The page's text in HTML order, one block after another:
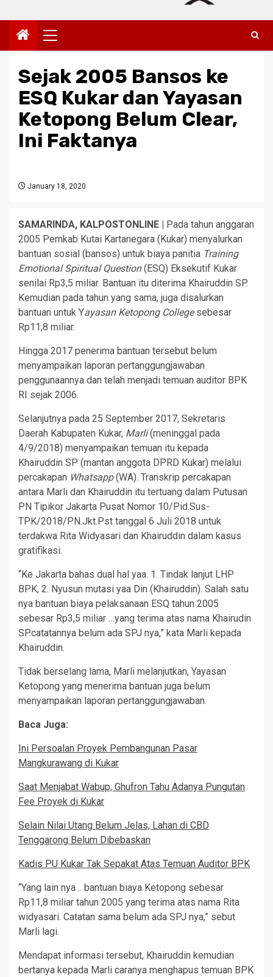
Primary
Menu
Sejak 2005 Bansos ke
ESQ Kukar dan Yayasan
Ketopong Belum Clear,
Ini Faktanya
January 18, 2020
SAMARINDA, KALPOSTONLINE |
Pada tahun anggaran
2005 Pemkab Kutai Kartanegara (Kukar) menyalurkan
bantuan sosial (bansos) untuk biaya panitia Training
Emotional Spiritual Question(ESQ) Eksekutif Kukar
senilai Rp3,5 miliar. Bantuan itu diterima Khairuddin SP.
Kemudian pada tahun yang sama, juga disalurkan
bantuan untuk Yayasan Ketopong Collegesebesar
Rp11,8 miliar.
Hingga 2017 penerima bantuan tersebut belum
menyampaikan laporan pertanggungjawaban
penggunaannya dan telah menjadi temuan auditor BPK
RI sejak 2006.
Selanjutnya pada 25 September 2017, Sekretaris
Daerah Kabupaten Kukar, Marli(meninggal pada
4/9/2018) menyampaikan temuan itu kepada
Khairuddin SP (mantan anggota DPRD Kukar) melalui
percakapan Whatsapp(WA). Transkrip percakapan
antara Marli dan Khairuddin itu tertuang dalam Putusan
PN Tipikor Jakarta Pusat Nomor 10/Pid.Sus-
TPK/2018/PN.Jkt.Pst tanggal 6 Juli 2018 untuk
terdakwa Rita Widyasari dan Khairuddin dalam kasus
gratifikasi.
“Ke Jakarta bahas dual hal yaa. 1. Tindak lanjut LHP
BPK, 2. Nyusun mutasi yaa Din (Khairuddin). Salah satu
nya bantuan biaya pelaksanaan ESQ tahun 2005
sebesar Rp3,5 miliar …yang terima atas nama Khairudin
SP.catatannya belum ada SPJ nya,” kata Marli kepada
Khairuddin.
Tidak berselang lama, Marli melanjutkan, Yayasan
Ketopong yang menerima bantuan juga belum
menyampaikan laporan pertanggungjawaban.
Baca Juga:
Ini Persoalan Proyek Pembangunan Pasar
Mangkurawang di Kukar
Saat Menjabat Wabup, Ghufron Tahu Adanya Pungutan
Fee Proyek di Kukar
Selain Nilai Utang Belum Jelas, Lahan di CBD
Tenggarong Belum Dibebaskan
Kadis PU Kukar Tak Sepakat Atas Temuan Auditor BPK
“Yang lain nya .. bantuan biaya Ketopong sebesar
Rp11,8 miliar tahun 2005 yang terima atas nama Rita
widyasari. Catatan sama belum ada SPJ nya,” sebut
Marli lagi.
Mendapat informasi tersebut, Khairuddin kemudian
bertanya kepada Marli caranya menghapus temuan BPK